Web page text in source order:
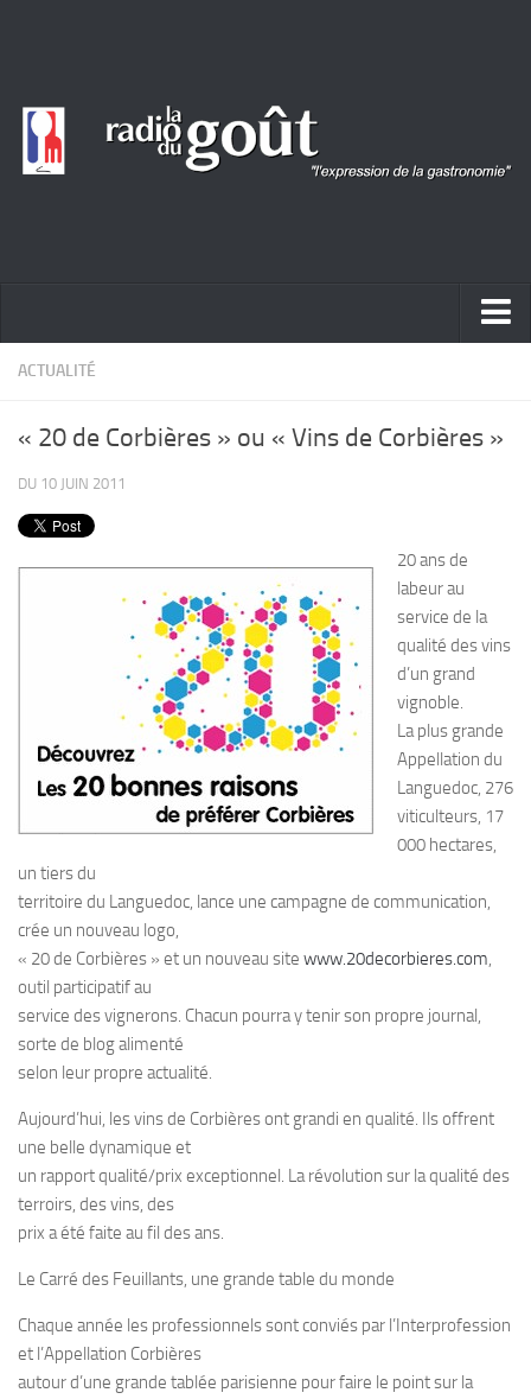
ACTUALITÉ
PRODUITS
ACTUALITÉ
« 20 de Corbières » ou « Vins de Corbières »
DU 10 JUIN 2011
20 ans de
labeur au
service de la
qualité des vins
d’un grand
vignoble.
La plus grande
Appellation du
Languedoc, 276
viticulteurs, 17
000 hectares,
un tiers du
territoire du Languedoc, lance une campagne de communication,
crée un nouveau logo,
« 20 de Corbières » et un nouveau site www.20decorbieres.com,
outil participatif au
service des vignerons. Chacun pourra y tenir son propre journal,
sorte de blog alimenté
selon leur propre actualité.
Aujourd’hui, les vins de Corbières ont grandi en qualité. Ils offrent
une belle dynamique et
un rapport qualité/prix exceptionnel. La révolution sur la qualité des
terroirs, des vins, des
prix a été faite au fil des ans.
Le Carré des Feuillants, une grande table du monde
Chaque année les professionnels sont conviés par l’Interprofession
et l’Appellation Corbières
autour d’une grande tablée parisienne pour faire le point sur la